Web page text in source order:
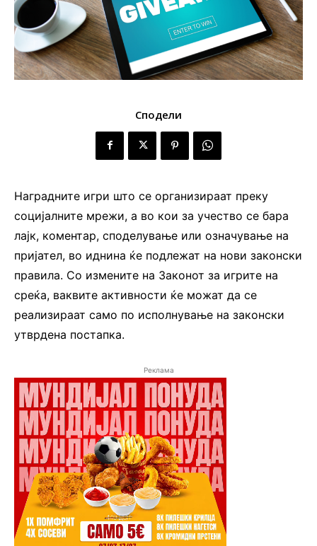
Сподели
Наградните игри што се организираат преку
социјалните мрежи, а во кои за учество се бара
лајк, коментар, споделување или означување на
пријател, во иднина ќе подлежат на нови законски
правила. Со измените на Законот за игрите на
среќа, ваквите активности ќе можат да се
реализираат само по исполнување на законски
утврдена постапка.
Реклама